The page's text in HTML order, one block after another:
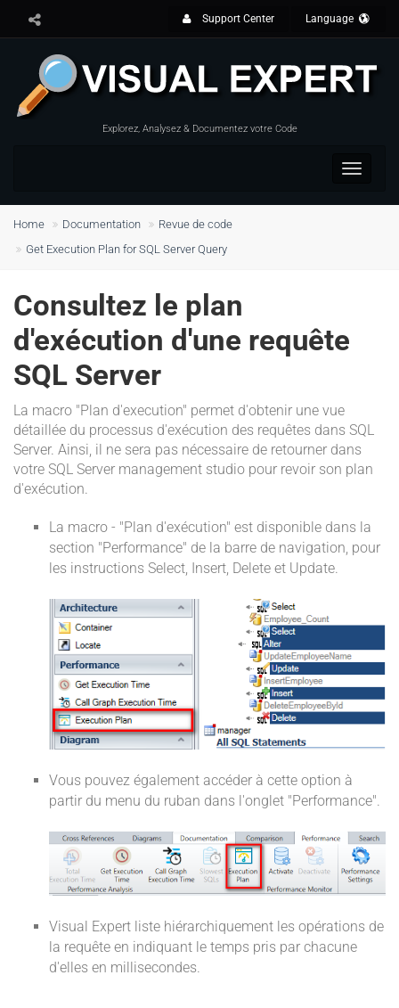
Support Center Language
Explorez, Analysez & Documentez votre Code
Toggle
Home Documentation
Revue de code
Get Execution Plan for SQL Server Query
Consultez le plan
d'exécution d'une requête
SQL Server
La macro "Plan d'execution" permet d'obtenir une vue
détaillée du processus d'exécution des requêtes dans SQL
Server. Ainsi, il ne sera pas nécessaire de retourner dans
votre SQL Server management studio pour revoir son plan
d'exécution.
La macro - "Plan d'exécution" est disponible dans la
section "Performance" de la barre de navigation, pour
les instructions Select, Insert, Delete et Update.
Vous pouvez également accéder à cette option à
partir du menu du ruban dans l'onglet "Performance".
Visual Expert liste hiérarchiquement les opérations de
la requête en indiquant le temps pris par chacune
d'elles en millisecondes.